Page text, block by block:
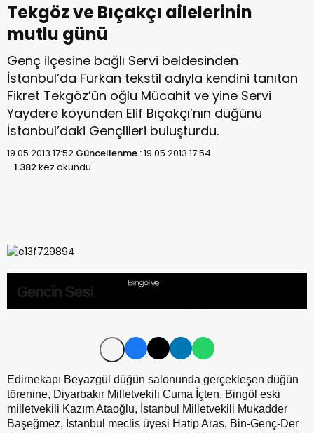
Tekgöz ve Bıçakçı ailelerinin
mutlu günü
Genç ilçesine bağlı Servi beldesinden
İstanbul’da Furkan tekstil adıyla kendini tanıtan
Fikret Tekgöz’ün oğlu Mücahit ve yine Servi
Yaydere köyünden Elif Bıçakçı’nın düğünü
İstanbul’daki Gençlileri buluşturdu.
19.05.2013 17:52 Güncellenme :19.05.2013 17:54
- 1.382 kez okundu
Edirnekapı Beyazgül düğün salonunda gerçekleşen düğün
törenine, Diyarbakır Milletvekili Cuma İçten, Bingöl eski
milletvekili Kazım Ataoğlu, İstanbul Milletvekili Mukadder
Başeğmez, İstanbul meclis üyesi Hatip Aras, Bin-Genç-Der